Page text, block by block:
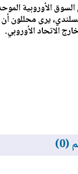
السوق الأوروبية
يرى محللون
الاتحاد الأوروبي.
(0)